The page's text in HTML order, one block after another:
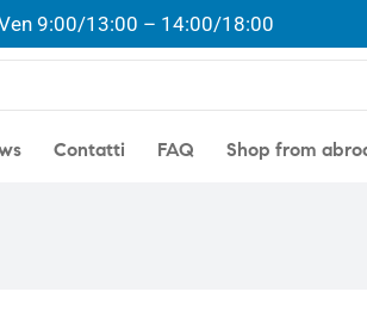
9:00/13:00 – 14:00/18:00
Contatti FAQ Shop from